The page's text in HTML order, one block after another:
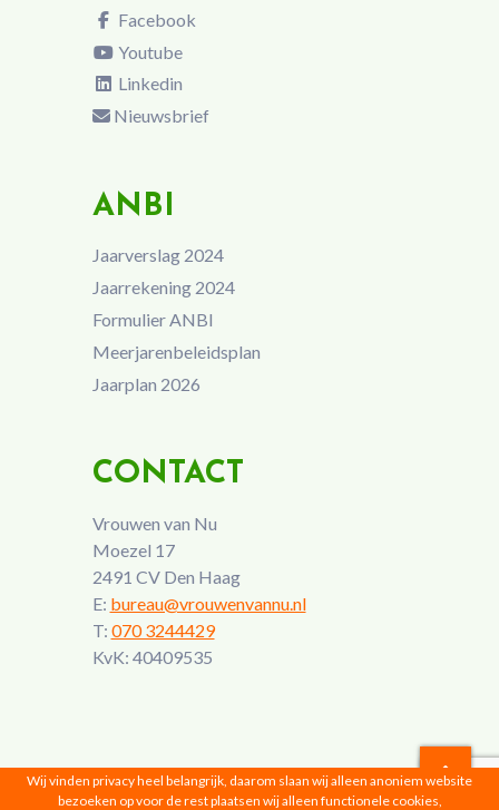
Facebook
Youtube
Linkedin
Nieuwsbrief
ANBI
Jaarverslag 2024
Jaarrekening 2024
Formulier ANBI
Meerjarenbeleidsplan
Jaarplan 2026
CONTACT
Vrouwen van Nu
Moezel 17
2491 CV Den Haag
E: bureau@vrouwenvannu.nl
T: 070 3244429
KvK: 40409535
Wij vinden privacy heel belangrijk, daarom slaan wij alleen anoniem website
bezoeken op voor de rest plaatsen wij alleen functionele cookies,